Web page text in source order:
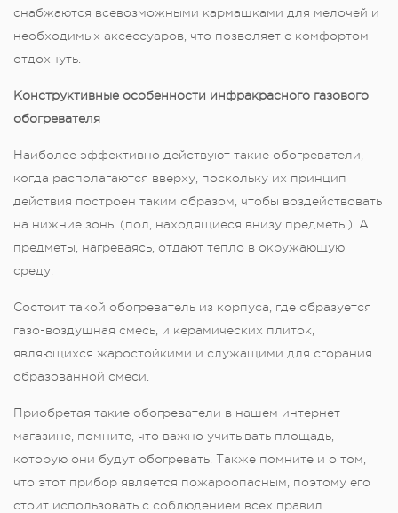
снабжаются всевозможными кармашками для мелочей и
необходимых аксессуаров, что позволяет с комфортом
отдохнуть.
Конструктивные особенности инфракрасного газового
обогревателя
Наиболее эффективно действуют такие обогреватели,
когда располагаются вверху, поскольку их принцип
действия построен таким образом, чтобы воздействовать
на нижние зоны (пол, находящиеся внизу предметы). А
предметы, нагреваясь, отдают тепло в окружающую
среду.
Состоит такой обогреватель из корпуса, где образуется
газо-воздушная смесь, и керамических плиток,
являющихся жаростойкими и служащими для сгорания
образованной смеси.
Приобретая такие обогреватели в нашем интернет-
магазине, помните, что важно учитывать площадь,
которую они будут обогревать. Также помните и о том,
что этот прибор является пожароопасным, поэтому его
стоит использовать с соблюдением всех правил